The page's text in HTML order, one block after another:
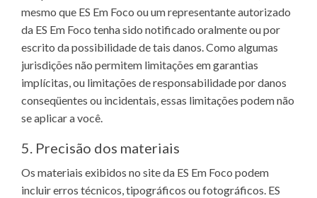
mesmo que ES Em Foco ou um representante autorizado
da ES Em Foco tenha sido notificado oralmente ou por
escrito da possibilidade de tais danos. Como algumas
jurisdições não permitem limitações em garantias
implícitas, ou limitações de responsabilidade por danos
conseqüentes ou incidentais, essas limitações podem não
se aplicar a você.
5. Precisão dos materiais
Os materiais exibidos no site da ES Em Foco podem
incluir erros técnicos, tipográficos ou fotográficos. ES